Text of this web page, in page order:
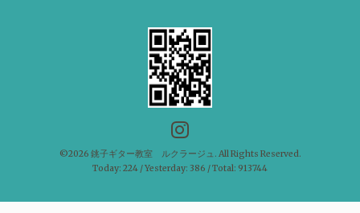
©2026 銚子ギター教室 ルクラージュ . All Rights Reserved.
Today: 224 / Yesterday: 386 / Total: 913744